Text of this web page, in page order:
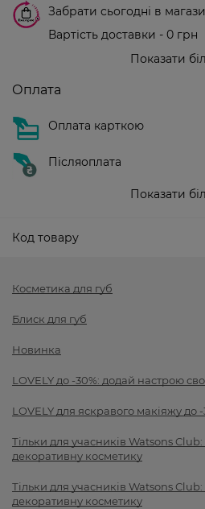
Забрати сьогодні в
Вартість доставки - 0 грн
Показати
Оплата
Оплата карткою
Післяоплата
Показати
Код товару
Косметика для губ
Блиск для губ
Новинка
LOVELY до -30%: додай настрою
LOVELY для яскравого макіяжу до -
Тільки для учасників Watsons Club:
декоративну косметику
Тільки для учасників Watsons
декоративну косметику